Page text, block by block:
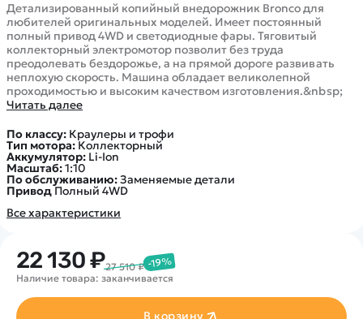
Детализированный копийный внедорожник Bronco для
любителей оригинальных моделей. Имеет постоянный
полный привод 4WD и светодиодные фары. Тяговитый
коллекторный электромотор позволит без труда
преодолевать бездорожье, а на прямой дороге развивать
неплохую скорость. Машина обладает великолепной
проходимостью и высоким качеством изготовления.&nbsp;
Читать далее
По классу: Краулеры и трофи
Тип мотора:Коллекторный
Аккумулятор: Li-Ion
Масштаб:1:10
По обслуживанию:Заменяемые детали
ПриводПолный 4WD
Все характеристики
22 130 ₽27 510 ₽ -19%
Наличие товара: заканчивается